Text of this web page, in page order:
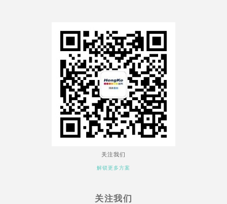
关注我们
解锁更多方案
关注我们